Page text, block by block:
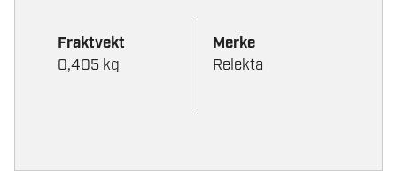
Fraktvekt
0,405 kg
Merke
Relekta